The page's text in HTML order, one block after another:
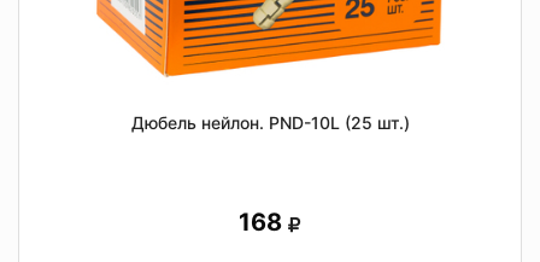
Дюбель нейлон. PND-10L (25 шт.)
168